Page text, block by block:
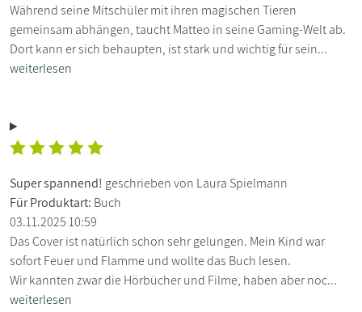
Während seine Mitschüler mit ihren magischen Tieren
gemeinsam abhängen, taucht Matteo in seine Gaming-Welt ab.
Dort kann er sich behaupten, ist stark und wichtig für sein...
weiterlesen
Super spannend! geschrieben von Laura Spielmann
Für Produktart: Buch
03.11.2025 10:59
Das Cover ist natürlich schon sehr gelungen. Mein Kind war
sofort Feuer und Flamme und wollte das Buch lesen.
Wir kannten zwar die Hörbücher und Filme, haben aber noc...
weiterlesen